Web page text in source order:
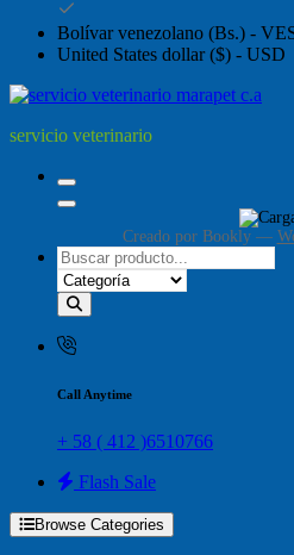
Bolívar venezolano (Bs.) -
United States dollar ($) - USD
servicio veterinario
Creado por Bookly—
Call Anytime
+ 58 ( 412 )6510766
Flash Sale
Browse Categories